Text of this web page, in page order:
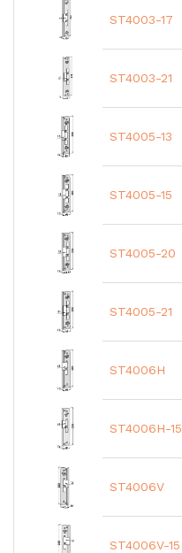
ST4003-17
ST4003-21
ST4005-13
ST4005-15
ST4005-20
ST4005-21
ST4006H
ST4006H-15
ST4006V
ST4006V-15